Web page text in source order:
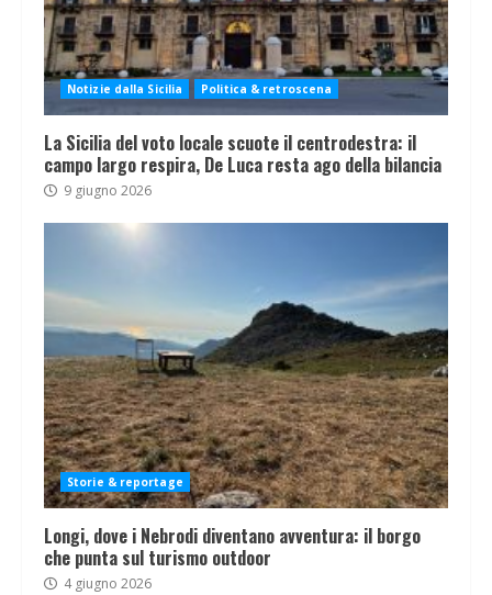
Notizie dalla Sicilia Politica & retroscena
La Sicilia del voto locale scuote il centrodestra: il
campo largo respira, De Luca resta ago della bilancia
9 giugno 2026
Storie & reportage
Longi, dove i Nebrodi diventano avventura: il borgo
che punta sul turismo outdoor
4 giugno 2026